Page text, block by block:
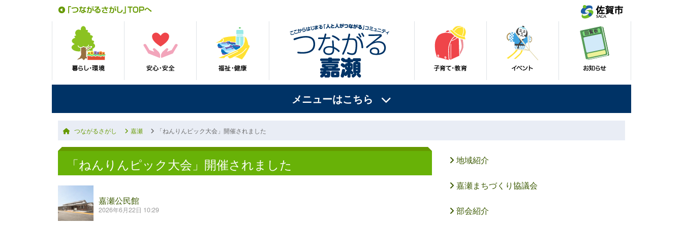
メニューはこちら
つながるさがし 嘉瀬 「ねんりんピック大会」開催されました
「ねんりんピック大会」開催されました
嘉瀬公民館
2026年6月22日 10:29
地域紹介
嘉瀬まちづくり協議会
部会紹介